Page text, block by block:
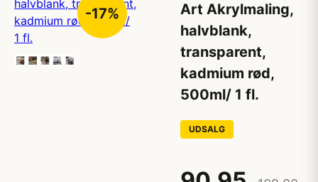
-17%
Art Akrylmaling,
halvblank,
transparent,
kadmium rød,
500ml/ 1 fl.
UDSALG